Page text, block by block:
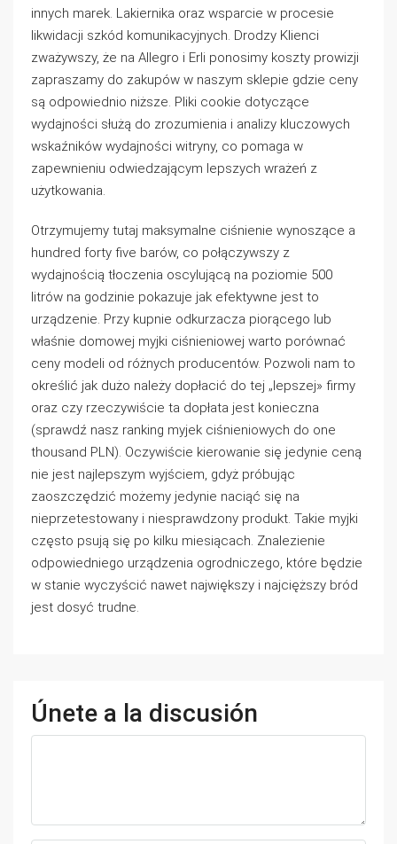
innych marek. Lakiernika oraz wsparcie w procesie
likwidacji szkód komunikacyjnych. Drodzy Klienci
zważywszy, że na Allegro i Erli ponosimy koszty prowizji
zapraszamy do zakupów w naszym sklepie gdzie ceny
są odpowiednio niższe. Pliki cookie dotyczące
wydajności służą do zrozumienia i analizy kluczowych
wskaźników wydajności witryny, co pomaga w
zapewnieniu odwiedzającym lepszych wrażeń z
użytkowania.
Otrzymujemy tutaj maksymalne ciśnienie wynoszące a
hundred forty five barów, co połączywszy z
wydajnością tłoczenia oscylującą na poziomie 500
litrów na godzinie pokazuje jak efektywne jest to
urządzenie. Przy kupnie odkurzacza piorącego lub
właśnie domowej myjki ciśnieniowej warto porównać
ceny modeli od różnych producentów. Pozwoli nam to
określić jak dużo należy dopłacić do tej „lepszej» firmy
oraz czy rzeczywiście ta dopłata jest konieczna
(sprawdź nasz ranking myjek ciśnieniowych do one
thousand PLN). Oczywiście kierowanie się jedynie ceną
nie jest najlepszym wyjściem, gdyż próbując
zaoszczędzić możemy jedynie naciąć się na
nieprzetestowany i niesprawdzony produkt. Takie myjki
często psują się po kilku miesiącach. Znalezienie
odpowiedniego urządzenia ogrodniczego, które będzie
w stanie wyczyścić nawet największy i najcięższy bród
jest dosyć trudne.
Únete a la discusión